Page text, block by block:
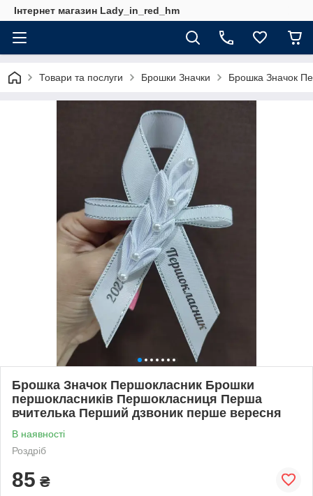
Інтернет магазин Lady_in_red_hm
Товари та послуги Брошки Значки Брошка Значок
Брошка Значок Першокласник Брошки
першокласників Першокласниця Перша
вчителька Перший дзвоник перше вересня
В наявності
Роздріб
85 ₴